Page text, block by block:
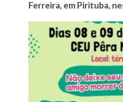
Ferreira, em Pirituba,